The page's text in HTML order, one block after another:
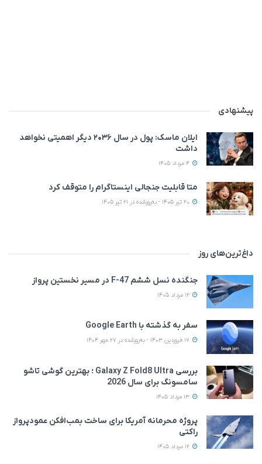
پیشنهادی
ایلان ماسک: پول در سال ۲۰۳۶ دیگر اهمیتی نخواهد
داشت
متا قابلیت جنجالی اینستاگرام را متوقف کرد
داغ‌ترین‌های روز
جنگنده نسل ششم F-47 در مسیر نخستین پرواز
سفر به گذشته با Google Earth
بررسی Galaxy Z Fold8 Ultra ؛ بهترین گوشی تاشو
سامسونگ برای سال 2026
پروژه محرمانه آمریکا برای ساخت بمب‌افکن عمودپرواز
راکتی